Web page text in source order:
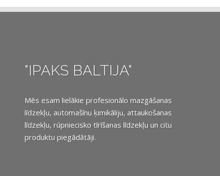
"IPAKS BALTIJA"
Mēs esam lielākie profesionālo mazgāšanas
līdzekļu, automašīnu ķimikāliju, attaukošanas
līdzekļu, rūpniecisko tīrīšanas līdzekļu un citu
produktu piegādātāji.